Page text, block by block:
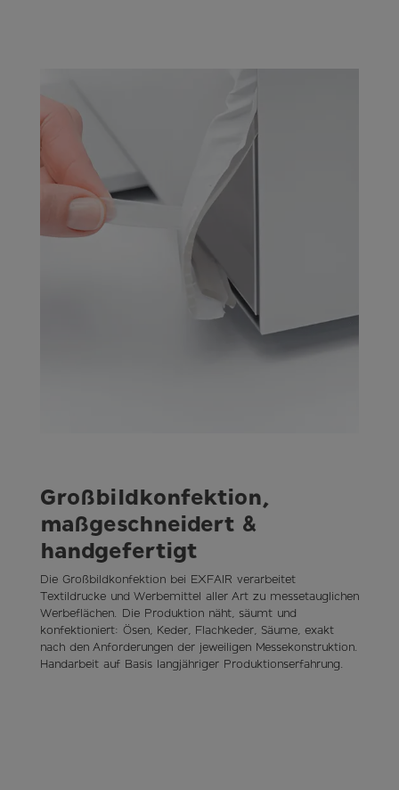
Großbildkonfektion,
maßgeschneidert &
handgefertigt
Die Großbildkonfektion bei EXFAIR verarbeitet
Textildrucke und Werbemittel aller Art zu messetauglichen
Werbeflächen. Die Produktion näht, säumt und
konfektioniert: Ösen, Keder, Flachkeder, Säume, exakt
nach den Anforderungen der jeweiligen Messekonstruktion.
Handarbeit auf Basis langjähriger Produktionserfahrung.